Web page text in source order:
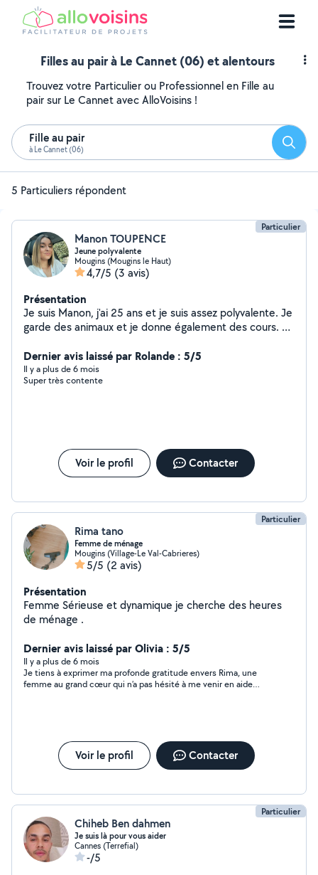
Filles au pair à Le Cannet (06) et alentours
Trouvez votre Particulier ou Professionnel en Fille au
pair sur Le Cannet avec AlloVoisins !
Fille au pair
à Le Cannet (06)
5 Particuliers répondent
Particulier
Manon TOUPENCE
Jeune polyvalente
Mougins (Mougins le Haut)
4,7/5 (3 avis)
Présentation
Je suis Manon, j'ai 25 ans et je suis assez polyvalente. Je
garde des animaux et je donne également des cours. Je
Dernier avis laissé par Rolande : 5/5
Il y a plus de 6 mois
Super très contente
Voir le profil Contacter
Particulier
Rima tano
Femme de ménage
Mougins (Village-Le Val-Cabrieres)
5/5 (2 avis)
Présentation
Femme Sérieuse et dynamique je cherche des heures
de ménage .
Dernier avis laissé par Olivia : 5/5
Il y a plus de 6 mois
Je tiens à exprimer ma profonde gratitude envers Rima, une
femme au grand cœur qui n’a pas hésité à me venir en aide
recommande vivement à quiconque cherche une personne
fiable et bienveillante. Merci, Rima, pour tout ce que vous avez
fait pour moi.
Voir le profil Contacter
Particulier
Chiheb Ben dahmen
Je suis là pour vous aider
Cannes (Terrefial)
-/5